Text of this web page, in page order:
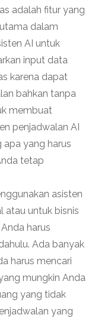
adalah fitur yang
dalam
AI untuk
input data
karena dapat
bahkan tanpa
membuat
penjadwalan AI
apa yang harus
tetap
asisten
atau untuk bisnis
harus
Ada banyak
harus mencari
mungkin Anda
yang tidak
yang